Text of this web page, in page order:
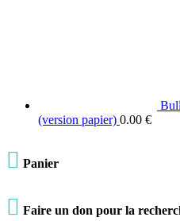
(version papier) 0.00 €
 Panier
 Faire un don pour la